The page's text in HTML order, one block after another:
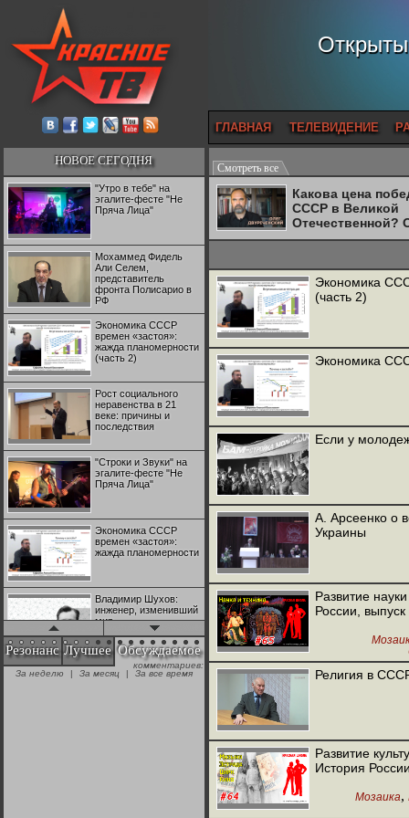
ГЛАВНАЯ ТЕЛЕВИДЕНИЕ
НОВОЕ СЕГОДНЯ
"Утро в тебе" на
эгалите-фесте "Не
Пряча Лица"
Мохаммед Фидель
Али Селем,
представитель
фронта Полисарио в
РФ
Экономика СССР
времен «застоя»:
жажда планомерности
(часть 2)
Рост социального
неравенства в 21
веке: причины и
последствия
"Строки и Звуки" на
эгалите-фесте "Не
Пряча Лица"
Экономика СССР
времен «застоя»:
жажда планомерности
Владимир Шухов:
инженер, изменивший
мир
"Аркадий Коц" на
эгалите-фесте "Не
Резонанс Лучшее Обсуждаемое
комментариев:
За неделю
| За месяц | За все время
Смотреть все
Какова цена
СССР в Великой
Отечественной?
Двуреченский о
Экономика
(часть 2)
Экономика
Если у
А. Арсеенко о
Украины
Развитие
России, выпуск
Религия в
Развитие
История
Мозаика,